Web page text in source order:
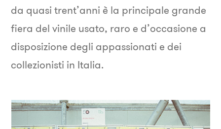
da quasi trent’anni è la principale grande
fiera del vinile usato, raro e d’occasione a
disposizione degli appassionati e dei
collezionisti in Italia.